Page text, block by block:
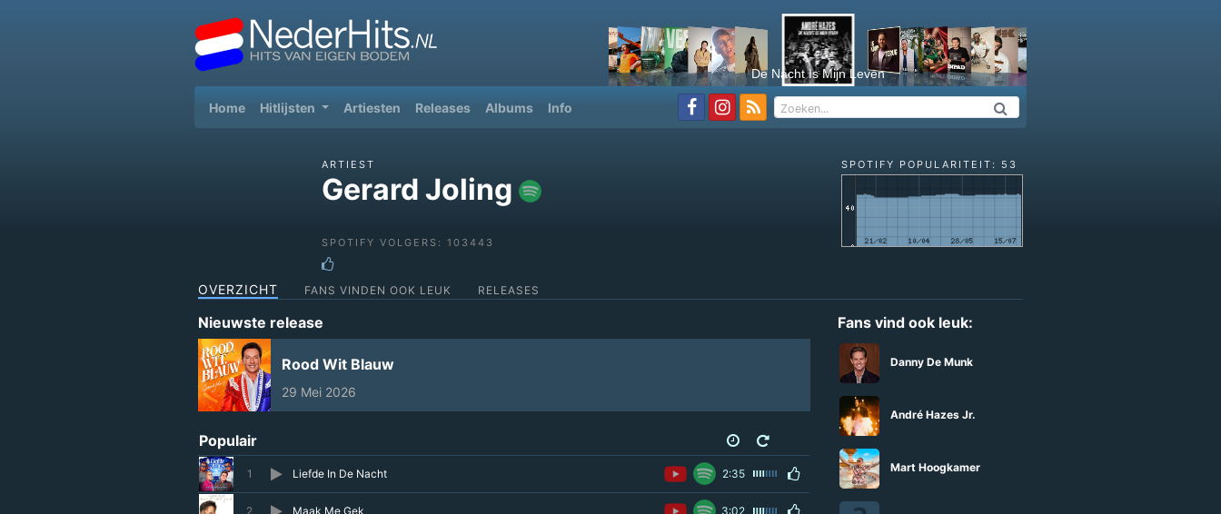
De Nacht Is Mijn Leven
Home(current)
Hitlijsten Artiesten Releases Albums Info
ARTIEST
Gerard Joling
SPOTIFY VOLGERS: 103443
SPOTIFY POPULARITEIT: 53
OVERZICHT FANS VINDEN OOK LEUK RELEASES
Nieuwste release
Rood Wit Blauw
29 Mei 2026
Populair
1 Liefde In De Nacht 2:35
2 Maak Me Gek 3:02
Fans vind ook leuk:
Danny De Munk
André Hazes Jr.
Mart Hoogkamer